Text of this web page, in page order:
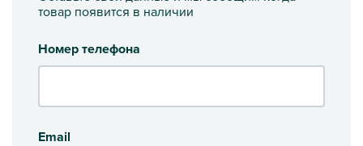
товар появится в наличии
Номер телефона
Email